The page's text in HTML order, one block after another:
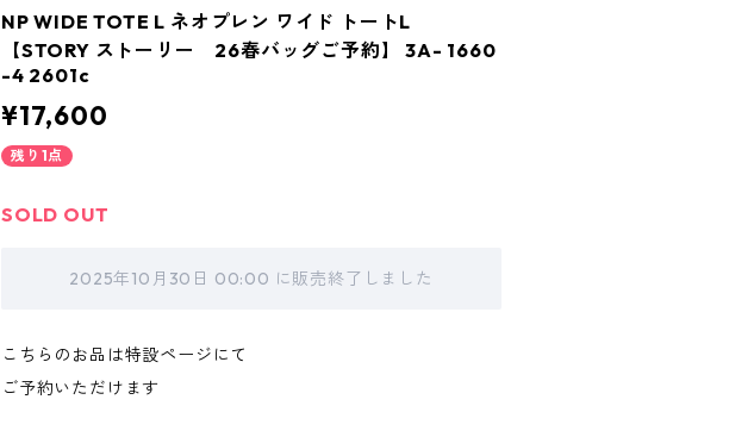
NP WIDE TOTE L ネオプレン ワイド トートL
【STORY ストーリー 26春バッグご予約】 3A- 1660
-4 2601c
¥17,600
残り1点
SOLD OUT
2025年10月30日 00:00 に販売終了しました
こちらのお品は特設ページにて
ご予約いただけます